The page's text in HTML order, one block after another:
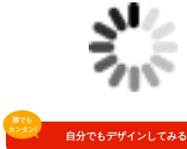
自分でもデザインしてみる
誰でも
カンタン!